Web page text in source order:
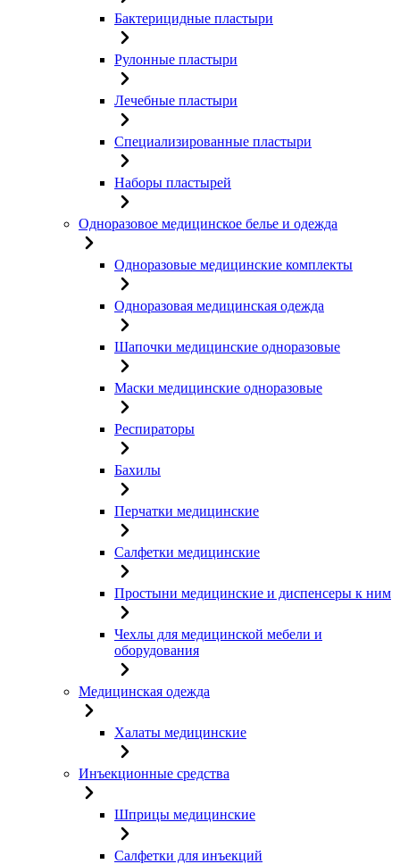
Бактерицидные пластыри
Рулонные пластыри
Лечебные пластыри
Специализированные пластыри
Наборы пластырей
Одноразовое медицинское белье и одежда
Одноразовые медицинские комплекты
Одноразовая медицинская одежда
Шапочки медицинские одноразовые
Маски медицинские одноразовые
Респираторы
Бахилы
Перчатки медицинские
Салфетки медицинские
Простыни медицинские и диспенсеры к ним
Чехлы для медицинской мебели и
оборудования
Медицинская одежда
Халаты медицинские
Инъекционные средства
Шприцы медицинские
Салфетки для инъекций